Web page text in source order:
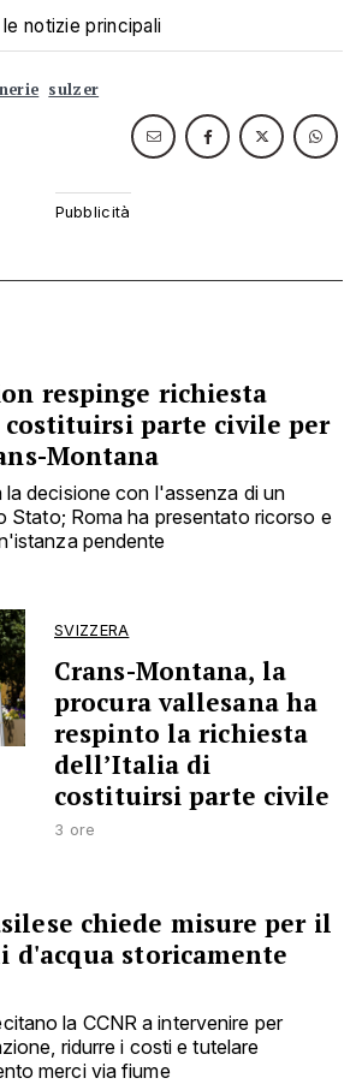
notizie principali
sulzer
respinge richiesta
parte civile per
Montana
decisione con l'assenza di un
Stato; Roma ha presentato ricorso e
pendente
SVIZZERA
Crans-Montana, la
procura vallesana ha
respinto la richiesta
dell’Italia di
costituirsi parte civile
3 ore
chiede misure per il
d'acqua storicamente
la CCNR a intervenire per
ridurre i costi e tutelare
merci via fiume